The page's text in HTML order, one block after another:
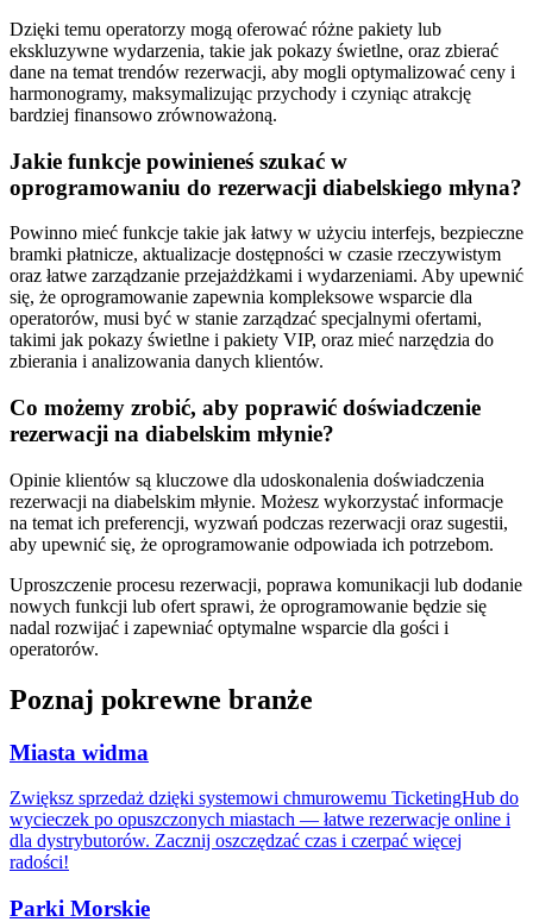
Dzięki temu operatorzy mogą oferować różne pakiety lub
ekskluzywne wydarzenia, takie jak pokazy świetlne, oraz zbierać
dane na temat trendów rezerwacji, aby mogli optymalizować ceny i
harmonogramy, maksymalizując przychody i czyniąc atrakcję
bardziej finansowo zrównoważoną.
Jakie funkcje powinieneś szukać w
oprogramowaniu do rezerwacji diabelskiego młyna?
Powinno mieć funkcje takie jak łatwy w użyciu interfejs, bezpieczne
bramki płatnicze, aktualizacje dostępności w czasie rzeczywistym
oraz łatwe zarządzanie przejażdżkami i wydarzeniami. Aby upewnić
się, że oprogramowanie zapewnia kompleksowe wsparcie dla
operatorów, musi być w stanie zarządzać specjalnymi ofertami,
takimi jak pokazy świetlne i pakiety VIP, oraz mieć narzędzia do
zbierania i analizowania danych klientów.
Co możemy zrobić, aby poprawić doświadczenie
rezerwacji na diabelskim młynie?
Opinie klientów są kluczowe dla udoskonalenia doświadczenia
rezerwacji na diabelskim młynie. Możesz wykorzystać informacje
na temat ich preferencji, wyzwań podczas rezerwacji oraz sugestii,
aby upewnić się, że oprogramowanie odpowiada ich potrzebom.
Uproszczenie procesu rezerwacji, poprawa komunikacji lub dodanie
nowych funkcji lub ofert sprawi, że oprogramowanie będzie się
nadal rozwijać i zapewniać optymalne wsparcie dla gości i
operatorów.
Poznaj pokrewne branże
Miasta widma
Zwiększ sprzedaż dzięki systemowi chmurowemu TicketingHub do
wycieczek po opuszczonych miastach — łatwe rezerwacje online i
dla dystrybutorów. Zacznij oszczędzać czas i czerpać więcej
radości!
Parki Morskie